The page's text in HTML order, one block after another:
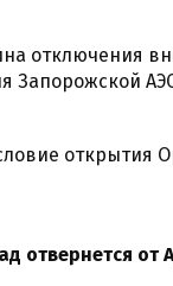
отключения
Запорожской
открытия
отвернется от